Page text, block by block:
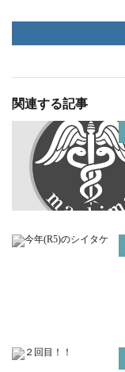
関連する記事